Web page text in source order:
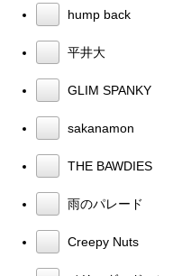
hump back
平井大
GLIM SPANKY
sakanamon
THE BAWDIES
雨のパレード
Creepy Nuts